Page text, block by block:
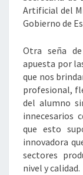
Artificial del
Gobierno de
Otra seña
apuesta por
que nos
profesional,
del alumno
innecesarios
que esto
innovadora
sectores
nivel y calidad.